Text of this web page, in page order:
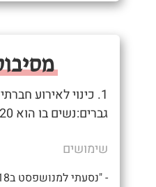
1. כינוי לאירוע
גברים:נשים בו הוא 80:20 ומעלה.
שימושים